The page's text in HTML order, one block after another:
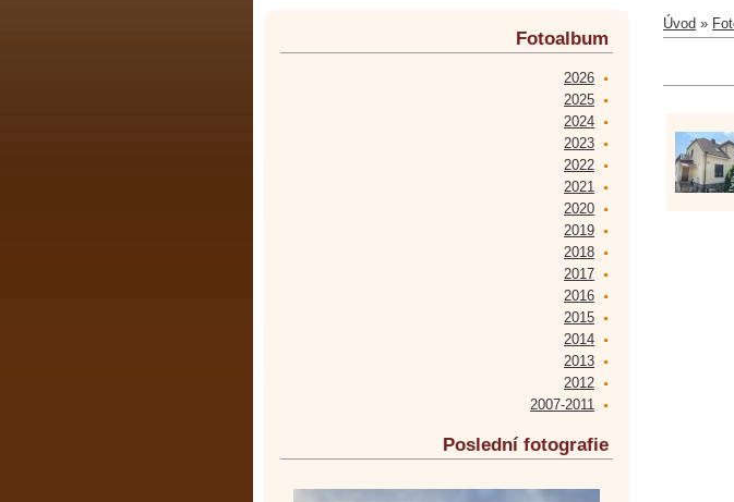
Úvod »
Fotoalbum
2026
2025
2024
2023
2022
2021
2020
2019
2018
2017
2016
2015
2014
2013
2012
2007-2011
Poslední fotografie